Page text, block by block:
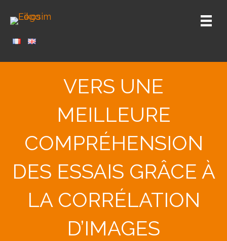
VERS UNE
MEILLEURE
COMPRÉHENSION
DES ESSAIS GRÂCE À
LA CORRÉLATION
D’IMAGES